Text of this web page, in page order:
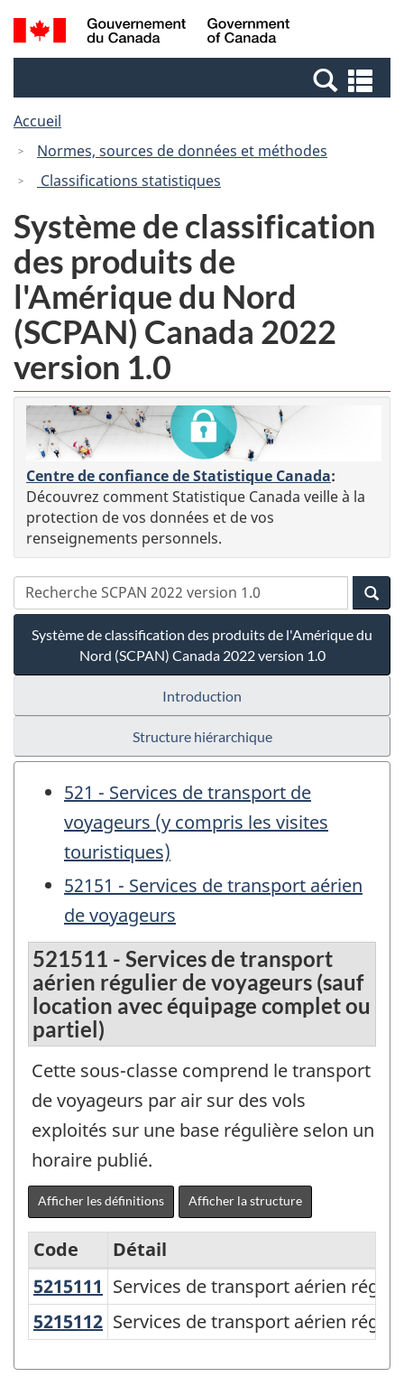
Passer
au
Passer
à
Canada
Recherche
et
et
Accueil
Normes, sources de données et méthodes
Classifications statistiques
Système de classification
des produits de
l'Amérique du Nord
(SCPAN) Canada 2022
version 1.0
Centre de confiance de Statistique Canada:
Découvrez comment Statistique Canada veille à la
protection de vos données et de vos
renseignements personnels.
Système de classification des produits de l'Amérique du
Nord (SCPAN) Canada 2022 version 1.0
Introduction
Structure hiérarchique
521 - Services de transport de
voyageurs (y compris les visites
touristiques)
52151 - Services de transport aérien
de voyageurs
521511 - Services de transport
aérien régulier de voyageurs (sauf
location avec équipage complet ou
partiel)
Cette sous-classe comprend le transport
de voyageurs par air sur des vols
exploités sur une base régulière selon un
horaire publié.
Afficher les définitions Afficher la structure
Système
de
Code
Détail
5215111 Services de transport aérien
Services de transport aérien
5215112 Services de transport aérien
Services de transport aérien